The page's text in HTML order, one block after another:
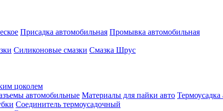
Присадка автомобильная Промывка автомобильная
Силиконовые смазки Смазка Шрус
цоколем
автомобильные Материалы для пайки авто
Соединитель термоусадочный